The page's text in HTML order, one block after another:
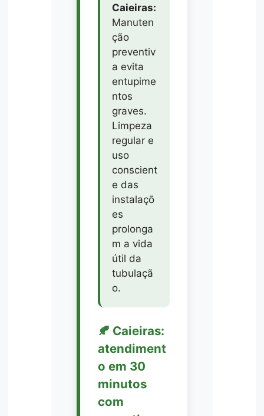
Caieiras:
Manuten
ção
preventiv
a evita
entupime
ntos
graves.
Limpeza
regular e
uso
conscient
e das
instalaçõ
es
prolonga
m a vida
útil da
tubulaçã
o.
🍂 Caieiras:
atendiment
o em 30
minutos
com